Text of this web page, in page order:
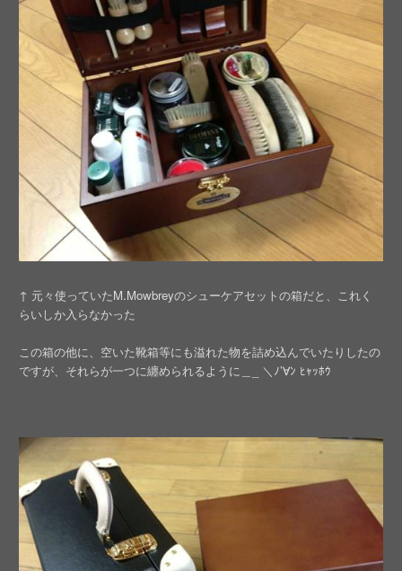
↑ 元々使っていたM.Mowbreyのシューケアセットの箱だと、これく
らいしか入らなかった
この箱の他に、空いた靴箱等にも溢れた物を詰め込んでいたりしたの
ですが、それらが一つに纏められるように＿_ ＼ﾉ’∀ﾝ ﾋｬｯﾎｳ